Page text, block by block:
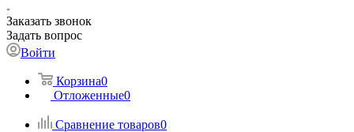
Заказать звонок
Задать вопрос
Войти
Корзина0
Отложенные0
Сравнение товаров0